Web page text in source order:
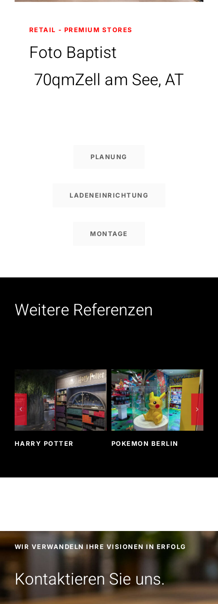
RETAIL PREMIUM STORES
Foto Baptist
70qmZell am See, AT
PLANUNG
LADENEINRICHTUNG
MONTAGE
Weitere Referenzen
HARRY POTTER POKEMON BERLIN
WIR VERWANDELN IHRE VISIONEN IN ERFOLG
Kontaktieren Sie uns.